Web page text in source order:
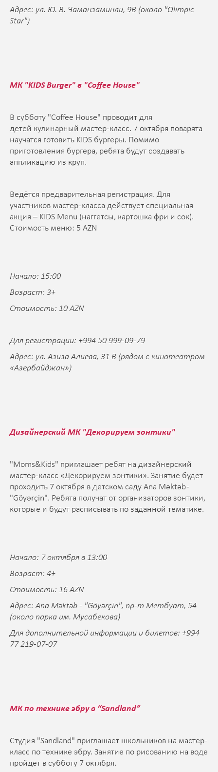
Адрес: ул. Ю. В. Чаманзаминли, 9B (около "Olimpic
Star")
МК "KIDS Burger" в "Coffee House"
В субботу "Coffee House" проводит для
детей кулинарный мастер-класс. 7 октября поварята
научатся готовить KIDS бургеры. Помимо
приготовления бургера, ребята будут создавать
аппликацию из круп.
Ведётся предварительная регистрация. Для
участников мастер-класса действует специальная
акция – KIDS Menu (наггетсы, картошка фри и сок).
Стоимость меню: 5 AZN
Начало: 15:00
Возраст: 3+
Стоимость: 10 AZN
Для регистрации: +994 50 999-09-79
Адрес: ул. Азиза Алиева, 31 B (рядом с кинотеатром
«Азербайджан»)
Дизайнерский МК "Декорируем зонтики"
"Moms&Kids" приглашает ребят на дизайнерский
мастер-класс «Декорируем зонтики». Занятие будет
проходить 7 октября в детском саду Ana Məktəb -
"Göyərçin". Ребята получат от организаторов зонтики,
которые и будут расписывать по заданной тематике.
Начало: 7 октября в 13:00
Возраст: 4+
Стоимость: 16 AZN
Адрес: Ana Məktəb - "Göyərçin", пр-т Метбуат, 54
(около парка им. Мусабекова)
Для дополнительной информации и билетов: +994
77 219-07-07
МК по технике эбру в “Sandland”
Студия "Sandland" приглашает школьников на мастер-
класс по технике эбру. Занятие по рисованию на воде
пройдет в субботу 7 октября.